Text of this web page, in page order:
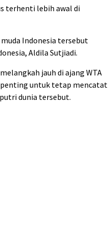
terhenti lebih awal di
Indonesia tersebut
Aldila Sutjiadi.
jauh di ajang WTA
penting untuk tetap mencatat
dunia tersebut.